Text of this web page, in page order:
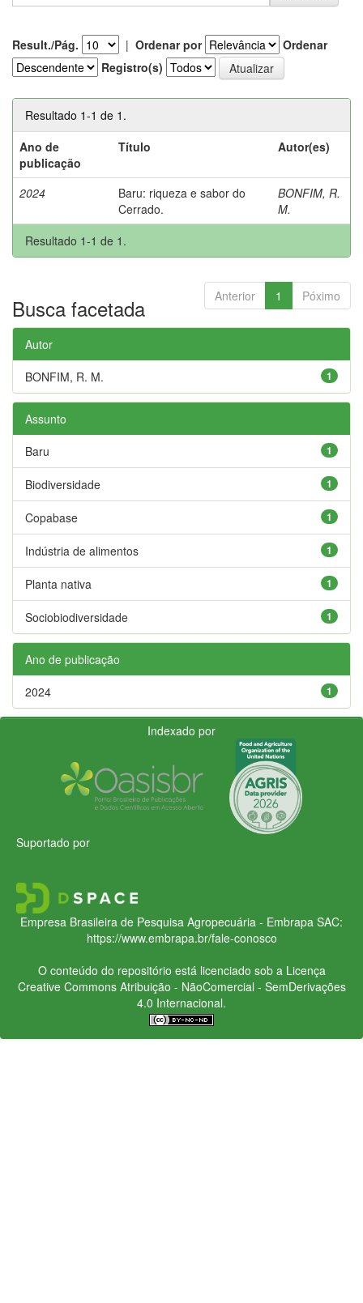
Result./Pág. | Ordenar por
Ordenar
Registro(s)
Resultado 1-1 de 1.
Ano de
publicação
Título Autor(es)
2024
Baru: riqueza e sabor do
Cerrado.
BONFIM, R.
M.
Resultado 1-1 de 1.
Anterior 1 Póximo
Busca facetada
Autor
1
BONFIM, R. M.
Assunto
1
Baru
1
Biodiversidade
1
Copabase
1
Indústria de alimentos
1
Planta nativa
1
Sociobiodiversidade
Ano de publicação
1
2024
Indexado por
Suportado por
Empresa Brasileira de Pesquisa Agropecuária - Embrapa SAC:
https://www.embrapa.br/fale-conosco
O conteúdo do repositório está licenciado sob a Licença
Creative CommonsAtribuição - NãoComercial - SemDerivações
4.0 Internacional.